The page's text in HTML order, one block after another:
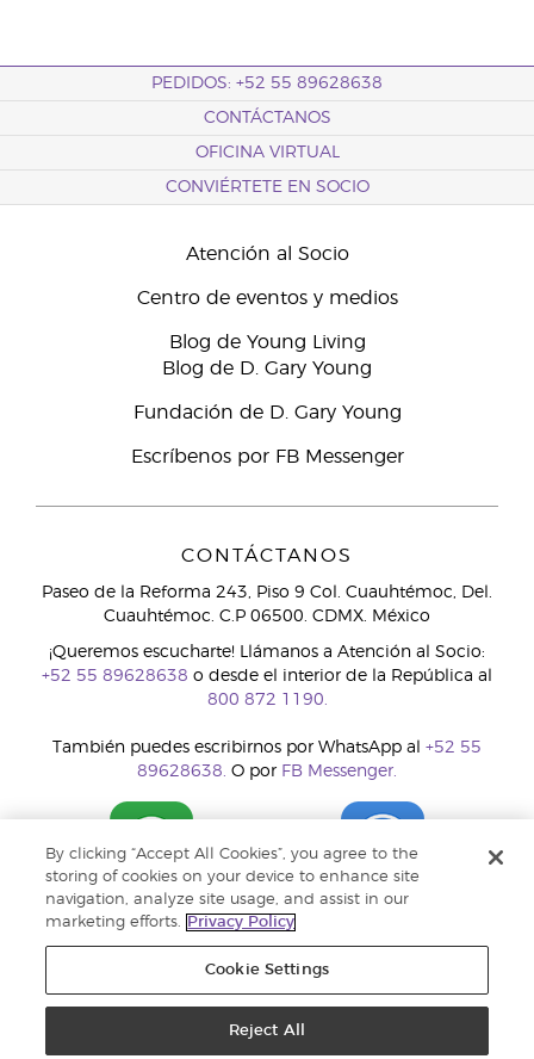
PEDIDOS: +52 55 89628638
CONTÁCTANOS
OFICINA VIRTUAL
CONVIÉRTETE EN SOCIO
Atención al Socio
Centro de eventos y medios
Blog de Young Living
Blog de D. Gary Young
Fundación de D. Gary Young
Escríbenos por FB Messenger
CONTÁCTANOS
Paseo de la Reforma 243, Piso 9 Col. Cuauhtémoc, Del.
Cuauhtémoc. C.P 06500. CDMX. México
¡Queremos escucharte! Llámanos a Atención al Socio:
+52 55 89628638 o desde el interior de la República al
800 872 1190.
También puedes escribirnos por WhatsApp al +52 55
89628638. O por FB Messenger.
By clicking “Accept All Cookies”, you agree to the
storing of cookies on your device to enhance site
navigation, analyze site usage, and assist in our
marketing efforts.
Privacy Policy
Cookie Settings
Reject All